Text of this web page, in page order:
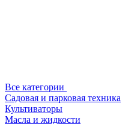
Все категории
Садовая и парковая техника
Культиваторы
Масла и жидкости